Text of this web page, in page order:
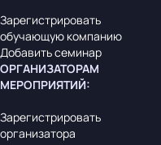
Зарегистрировать
обучающую компанию
Добавить семинар
ОРГАНИЗАТОРАМ
МЕРОПРИЯТИЙ:
Зарегистрировать
организатора